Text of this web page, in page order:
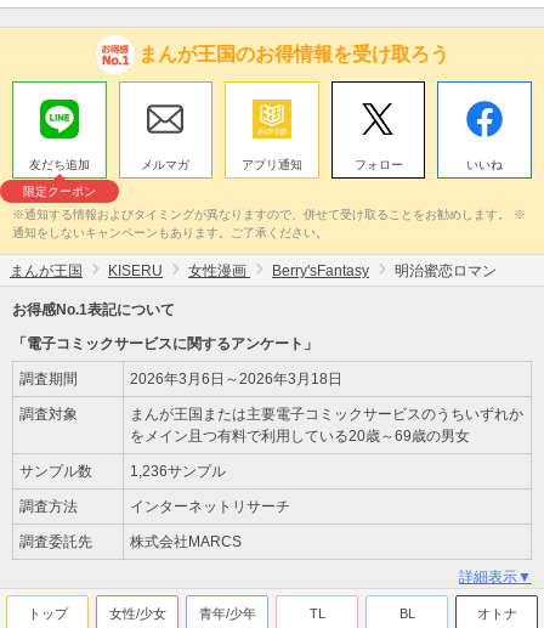
まんが王国のお得情報を受け取ろう
友だち追加
限定クーポン
メルマガ アプリ通知 フォロー いいね
※通知する情報およびタイミングが異なりますので、併せて受け取ることをお勧めします。 ※
通知をしないキャンペーンもあります。ご了承ください。
まんが王国 KISERU 女性漫画 Berry'sFantasy 明治蜜恋ロマン
お得感No.1表記について
「電子コミックサービスに関するアンケート」
調査期間 2026年3月6日～2026年3月18日
調査対象
まんが王国または主要電子コミックサービスのうちいずれか
をメイン且つ有料で利用している20歳～69歳の男女
サンプル数 1,236サンプル
調査方法 インターネットリサーチ
調査委託先 株式会社MARCS
詳細表示▼
トップ 女性/少女 青年/少年 TL BL オトナ